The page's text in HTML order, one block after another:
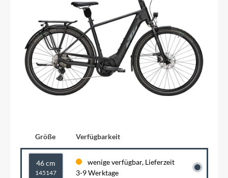
Größe Verfügbarkeit
46 cm
145147
wenige verfügbar, Lieferzeit
3-9 Werktage